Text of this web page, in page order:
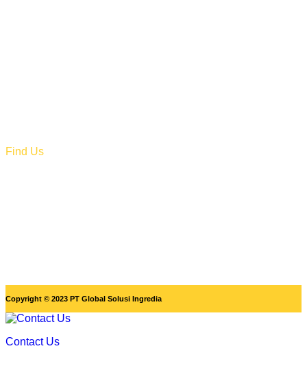
Find Us
Copyright © 2023 PT Global Solusi Ingredia
Contact Us